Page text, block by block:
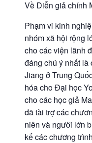
Về Diễn giả chính
Phạm vi kinh
nhóm xã hội rộng
cho các viện lãnh
đáng chú ý nhất là
Jiang ở Trung
hóa cho Đại học
cho các học giả
đã tài trợ các
niên và người lớn
kế các chương